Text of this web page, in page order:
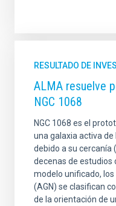
RESULTADO DE
ALMA resuelve
NGC 1068
NGC 1068 es el
una galaxia activa
debido a su cercanía
decenas de estudios
modelo unificado,
(AGN) se clasifican
de la orientación de